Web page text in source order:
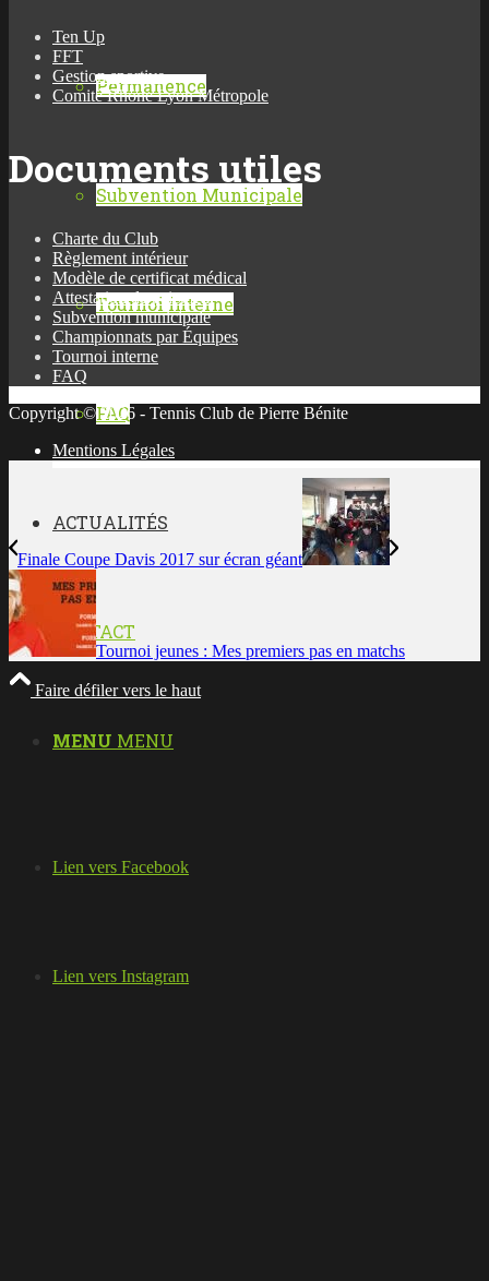
Permanence
Subvention Municipale
Tournoi interne
FAQ
ACTUALITÉS
CONTACT
MENU MENU
Lien vers Facebook
Lien vers Instagram
Ten Up
FFT
Gestion sportive
Comité Rhône Lyon Métropole
Documents utiles
Charte du Club
Règlement intérieur
Modèle de certificat médical
Attestation de paiement
Subvention municipale
Championnats par Équipes
Tournoi interne
FAQ
Copyright © 2026 - Tennis Club de Pierre Bénite
Mentions Légales
Finale Coupe Davis 2017 sur écran géant
Tournoi jeunes : Mes premiers pas en matchs
Faire défiler vers le haut